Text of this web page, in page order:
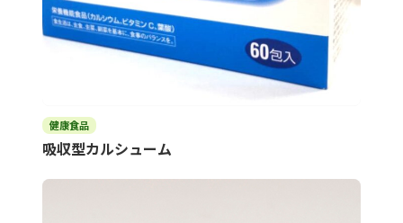
健康食品
吸収型カルシューム